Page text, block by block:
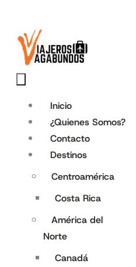
Inicio
¿Quienes Somos?
Contacto
Destinos
Centroamérica
Costa Rica
América del
Norte
Canadá